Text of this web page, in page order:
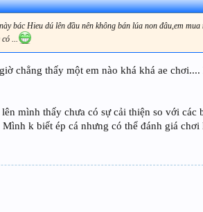
bác Hieu dú lên đầu nên không bán lúa non đâu,em
...
chẳng thấy một em nào khá khá ae
mình thấy chưa có sự cải thiện so với
k biết ép cá nhưng có thể đánh giá